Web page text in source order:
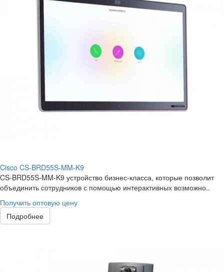
Cisco CS-BRD55S-MM-K9
CS-BRD55S-MM-K9 устройство бизнес-класса, которые позволит
объединить сотрудников с помощью интерактивных возможно..
Получить оптовую цену
Подробнее